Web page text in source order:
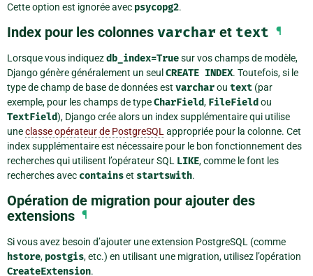
Cette option est ignorée avec psycopg2.
Index pour les colonnes varchar et text ¶
Lorsque vous indiquezdb_index=Truesur vos champs de modèle,
Django génère généralement un seul CREATE INDEX. Toutefois, si le
type de champ de base de données est varcharou text (par
exemple, pour les champs de typeCharField, FileField ou
TextField), Django crée alors un index supplémentaire qui utilise
uneclasse opérateur de PostgreSQL appropriée pour la colonne. Cet
index supplémentaire est nécessaire pour le bon fonctionnement des
recherches qui utilisent l’opérateur SQL LIKE, comme le font les
recherches avec containset startswith.
Opération de migration pour ajouter des
extensions ¶
Si vous avez besoin d’ajouter une extension PostgreSQL (comme
hstore, postgis, etc.) en utilisant une migration, utilisez l’opération
CreateExtension.